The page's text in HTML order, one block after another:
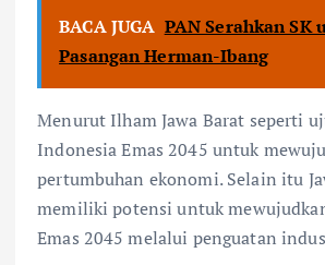
BACA JUGA PAN Serahkan SK
Pasangan Herman-Ibang
Menurut Ilham Jawa Barat seperti
Indonesia Emas 2045 untuk
pertumbuhan ekonomi. Selain itu
memiliki potensi untuk
Emas 2045 melalui penguatan